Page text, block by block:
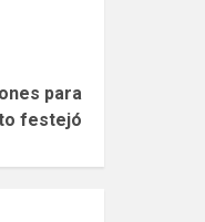
para
festejó